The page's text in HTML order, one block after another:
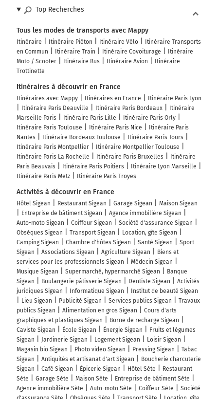
Top Recherches
Tous les modes de transports avec Mappy
Itinéraire Itinéraire Piéton Itinéraire Vélo
Itinéraire Transports
en Commun
Itinéraire Train Itinéraire Covoiturage
Itinéraire
Moto / Scooter
Itinéraire Bus Itinéraire Avion
Itinéraire
Trottinette
Itinéraires à découvrir en France
Itinéraires avec Mappy Itinéraires en France
Itinéraire Paris Lyon
Itinéraire Paris Deauville
Itinéraire Paris Bordeaux
Itinéraire
Marseille Paris
Itinéraire Paris Lille
Itinéraire Paris Orly
Itinéraire Paris Toulouse
Itinéraire Paris Nice
Itinéraire Paris
Nantes
Itinéraire Bordeaux Toulouse
Itinéraire Paris Tours
Itinéraire Paris Montpellier
Itinéraire Montpellier Toulouse
Itinéraire Paris La Rochelle
Itinéraire Paris Bruxelles
Itinéraire
Paris Beauvais
Itinéraire Paris Poitiers
Itinéraire Lyon Marseille
Itinéraire Paris Metz
Itinéraire Paris Troyes
Activités à découvrir en France
Hôtel Sigean Restaurant Sigean Garage Sigean
Maison Sigean
Entreprise de bâtiment Sigean
Agence immobilière Sigean
Auto-moto Sigean
Coiffeur Sigean
Société d'assurance Sigean
Obsèques Sigean
Transport Sigean
Location, gîte Sigean
Camping Sigean
Chambre d'hôtes Sigean Santé Sigean
Sport
Sigean
Associations Sigean Agriculture Sigean
Biens et
services pour les professionnels Sigean
Médecin Sigean
Musique Sigean
Supermarché, hypermarché Sigean
Banque
Sigean
Boulangerie pâtisserie Sigean Dentiste Sigean
Activités
juridiques Sigean
Informatique Sigean
Institut de beauté Sigean
Lieu Sigean
Publicité Sigean Services publics Sigean
Travaux
publics Sigean
Alimentation en gros Sigean
Cours d'arts
graphiques et plastiques Sigean
Borne de recharge Sigean
Caviste Sigean
École Sigean Énergie Sigean
Fruits et légumes
Sigean
Jardinerie Sigean Logement Sigean
Loisir Sigean
Magasin bio Sigean
Photo video Sigean Pressing Sigean
Tabac
Sigean
Antiquités et artisanat d'art Sigean
Boucherie charcuterie
Sigean
Café Sigean Épicerie Sigean Hôtel Sète
Restaurant
Sète
Garage Sète Maison Sète
Entreprise de bâtiment Sète
Agence immobilière Sète
Auto-moto Sète Coiffeur Sète
Société